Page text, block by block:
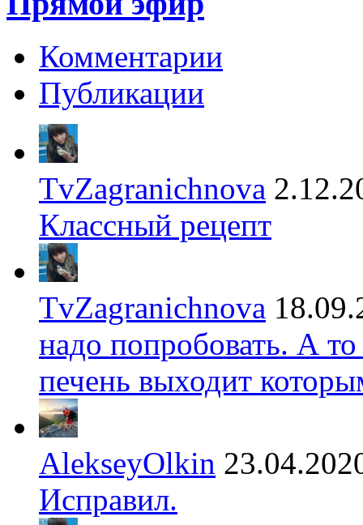
Комментарии
Публикации
TvZagranichnova
Классный рецепт
TvZagranichnova
надо попробовать. А
печень выходит
AlekseyOlkin
Исправил.